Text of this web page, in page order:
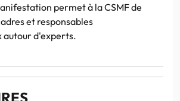
permet à la CSMF de
et responsables
d'experts.